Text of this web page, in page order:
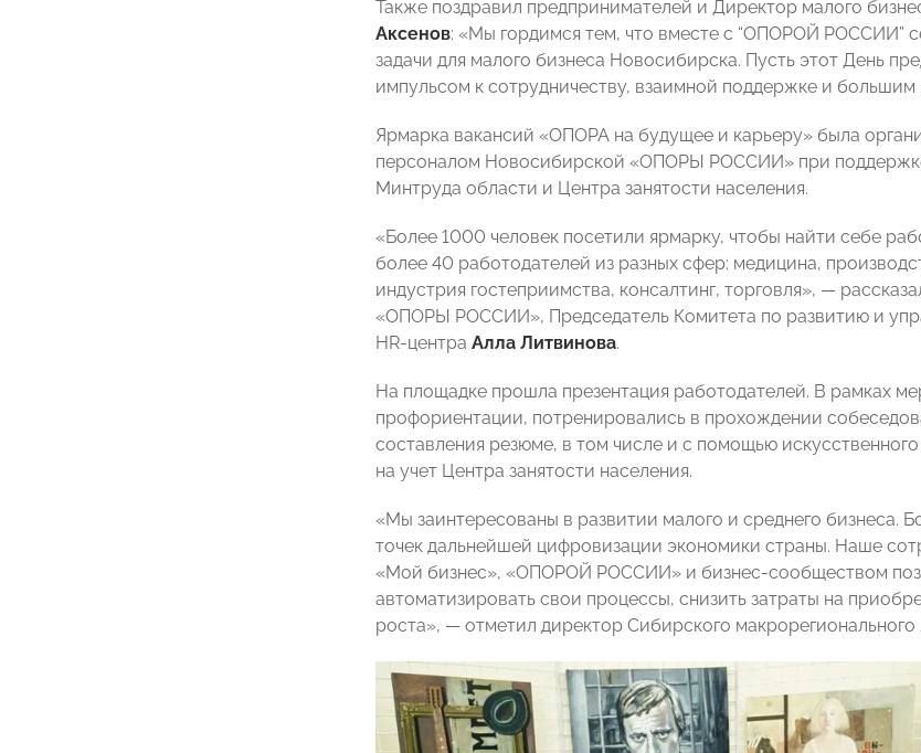
Также поздравил предпринимателей и Директор малого
Аксенов: «Мы гордимся тем, что вместе с “ОПОРОЙ РОССИИ”
задачи для малого бизнеса Новосибирска. Пусть этот День
импульсом к сотрудничеству, взаимной поддержке и
Ярмарка вакансий «ОПОРА на будущее и карьеру» была
персоналом Новосибирской «ОПОРЫ РОССИИ» при
Минтруда области и Центра занятости населения.
«Более 1000 человек посетили ярмарку, чтобы найти себе
более 40 работодателей из разных сфер: медицина,
индустрия гостеприимства, консалтинг, торговля», —
«ОПОРЫ РОССИИ», Председатель Комитета по развитию и
HR-центра Алла Литвинова.
На площадке прошла презентация работодателей. В рамках
профориентации, потренировались в прохождении
составления резюме, в том числе и с помощью
на учет Центра занятости населения.
«Мы заинтересованы в развитии малого и среднего бизнеса.
точек дальнейшей цифровизации экономики страны. Наше
«Мой бизнес», «ОПОРОЙ РОССИИ» и бизнес-сообществом
автоматизировать свои процессы, снизить затраты на
роста», — отметил директор Сибирского